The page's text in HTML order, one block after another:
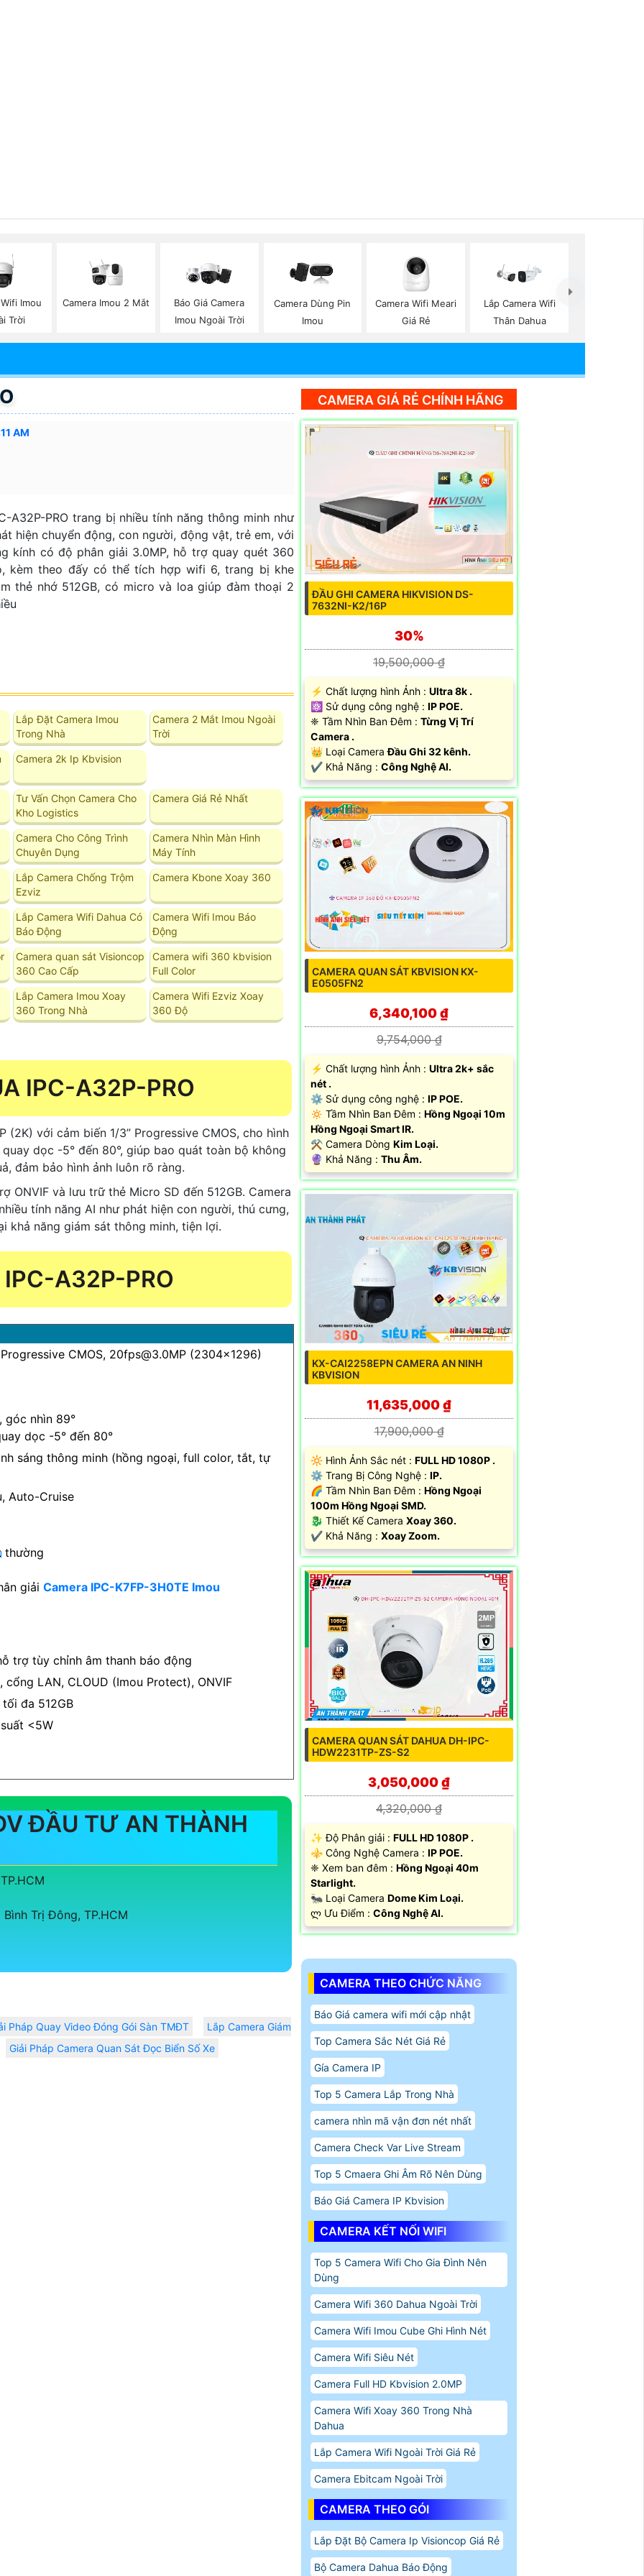
Imou
Trời
Camera Imou 2 Mắt
Báo Giá Camera
Imou Ngoài Trời
Camera Dùng Pin
Imou
Camera Wifi Meari
Giá Rẻ
Lắp Camera Wifi
Thân Dahua
AM
A32P-PRO trang bị nhiều tính năng thông minh như
hiện chuyển động, con người, động vật, trẻ em, với
kính có độ phân giải 3.0MP, hỗ trợ quay quét 360
kèm theo đấy có thể tích hợp wifi 6, trang bị khe
thẻ nhớ 512GB, có micro và loa giúp đàm thoại 2
Lắp Đặt Camera Imou
Trong Nhà
Camera 2 Mắt Imou Ngoài
Trời
Camera 2k Ip Kbvision
Tư Vấn Chọn Camera Cho
Kho Logistics
Camera Giá Rẻ Nhất
Camera Cho Công Trình
Chuyên Dụng
Camera Nhìn Màn Hình
Máy Tính
Lắp Camera Chống Trộm
Ezviz
Camera Kbone Xoay 360
Lắp Camera Wifi Dahua Có
Báo Động
Camera Wifi Imou Báo
Động
Camera quan sát Visioncop
360 Cao Cấp
Camera wifi 360 kbvision
Full Color
Lắp Camera Imou Xoay
360 Trong Nhà
Camera Wifi Ezviz Xoay
360 Độ
IPC-A32P-PRO
(2K) với cảm biến 1/3” Progressive CMOS, cho hình
dọc -5° đến 80°, giúp bao quát toàn bộ không
đảm bảo hình ảnh luôn rõ ràng.
ONVIF và lưu trữ thẻ Micro SD đến 512GB. Camera
tính năng AI như phát hiện con người, thú cưng,
khả năng giám sát thông minh, tiện lợi.
IPC-A32P-PRO
CMOS, 20fps@3.0MP (2304×1296)
góc nhìn 89°
dọc -5° đến 80°
sáng thông minh (hồng ngoại, full color, tắt, tự
Auto-Cruise
thường
giải Camera IPC-K7FP-3H0TE Imou
trợ tùy chỉnh âm thanh báo động
LAN, CLOUD (Imou Protect), ONVIF
đa 512GB
<5W
ĐẦU TƯ AN THÀNH
Trị Đông, TP.HCM
Pháp Quay Video Đóng Gói Sàn TMĐT
Lắp Camera Giám
Giải Pháp Camera Quan Sát Đọc Biển Số Xe
CAMERA GIÁ RẺ CHÍNH HÃNG
ĐẦU GHI CAMERA HIKVISION DS-
7632NI-K2/16P
30%
19,500,000 ₫
️⚡ Chất lượng hình Ảnh : Ultra 8k .
⚛️ Sử dụng công nghệ : IP POE.
❈ Tầm Nhìn Ban Đêm : Từng Vị Trí
Camera .
👑 Loại CameraĐầu Ghi 32 kênh.
️✔️ Khả Năng : Công Nghệ AI.
CAMERA QUAN SÁT KBVISION KX-
E0505FN2
6,340,100 ₫
9,754,000 ₫
️⚡ Chất lượng hình Ảnh : Ultra 2k+ sắc
nét .
⚙ Sử dụng công nghệ : IP POE.
🔅 Tầm Nhìn Ban Đêm : Hồng Ngoại 10m
Hồng Ngoại Smart IR.
⚒ Camera Dòng Kim Loại.
️🔮 Khả Năng : Thu Âm.
KX-CAI2258EPN CAMERA AN NINH
KBVISION
11,635,000 ₫
17,900,000 ₫
🔆 Hình Ảnh Sắc nét : FULL HD 1080P .
⚙ Trang Bị Công Nghệ : IP.
🌈 Tầm Nhìn Ban Đêm : Hồng Ngoại
100m Hồng Ngoại SMD.
🐉️ Thiết Kế Camera Xoay 360.
️✔️ Khả Năng : Xoay Zoom.
CAMERA QUAN SÁT DAHUA DH-IPC-
HDW2231TP-ZS-S2
3,050,000 ₫
4,320,000 ₫
✨ Độ Phân giải : FULL HD 1080P .
⚜️ Công Nghệ Camera : IP POE.
❈ Xem ban đêm : Hồng Ngoại 40m
Starlight.
🐜 Loại Camera Dome Kim Loại.
️ლ Ưu Điểm : Công Nghệ AI.
CAMERA THEO CHỨC NĂNG
Báo Giá camera wifi mới cập nhật
Top Camera Sắc Nét Giá Rẻ
Gía Camera IP
Top 5 Camera Lắp Trong Nhà
camera nhìn mã vận đơn nét nhất
Camera Check Var Live Stream
Top 5 Cmaera Ghi Âm Rõ Nên Dùng
Báo Giá Camera IP Kbvision
CAMERA KẾT NỐI WIFI
Top 5 Camera Wifi Cho Gia Đình Nên
Dùng
Camera Wifi 360 Dahua Ngoài Trời
Camera Wifi Imou Cube Ghi Hình Nét
Camera Wifi Siêu Nét
Camera Full HD Kbvision 2.0MP
Camera Wifi Xoay 360 Trong Nhà
Dahua
Lắp Camera Wifi Ngoài Trời Giá Rẻ
Camera Ebitcam Ngoài Trời
CAMERA THEO GÓI
Lắp Đặt Bộ Camera Ip Visioncop Giá Rẻ
Bộ Camera Dahua Báo Động